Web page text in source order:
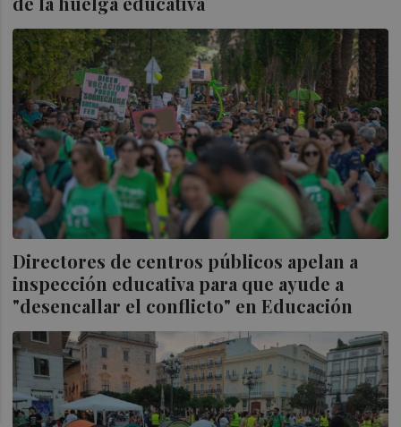
Directores de centros públicos apelan a
inspección educativa para que ayude a
"desencallar el conflicto" en Educación